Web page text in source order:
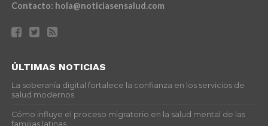
Contacto: hola@noticiasensalud.com
ÚLTIMAS NOTICIAS
La soberanía digital fortalece la confianza en los servicios de
salud modernos
Cómo influye el proceso migratorio en la salud mental de las
familias latinas